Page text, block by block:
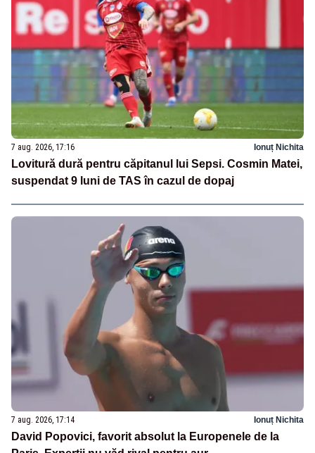
7 aug. 2026, 17:16 Ionuț Nichita
Lovitură dură pentru căpitanul lui Sepsi. Cosmin Matei,
suspendat 9 luni de TAS în cazul de dopaj
7 aug. 2026, 17:14 Ionuț Nichita
David Popovici, favorit absolut la Europenele de la